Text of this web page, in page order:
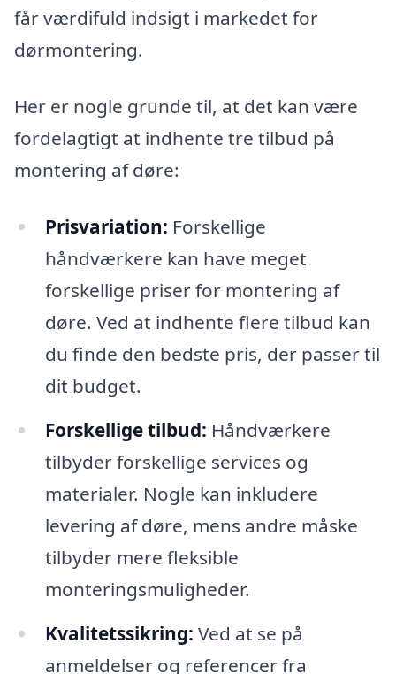
får værdifuld indsigt i markedet for
dørmontering.
Her er nogle grunde til, at det kan være
fordelagtigt at indhente tre tilbud på
montering af døre:
Prisvariation: Forskellige
håndværkere kan have meget
forskellige priser for montering af
døre. Ved at indhente flere tilbud kan
du finde den bedste pris, der passer til
dit budget.
Forskellige tilbud: Håndværkere
tilbyder forskellige services og
materialer. Nogle kan inkludere
levering af døre, mens andre måske
tilbyder mere fleksible
monteringsmuligheder.
Kvalitetssikring: Ved at se på
anmeldelser og referencer fra